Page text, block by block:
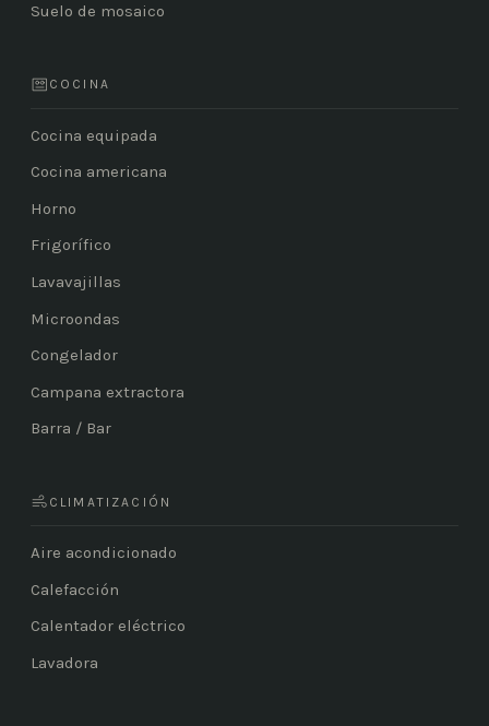
Suelo de mosaico
COCINA
Cocina equipada
Cocina americana
Horno
Frigorífico
Lavavajillas
Microondas
Congelador
Campana extractora
Barra / Bar
CLIMATIZACIÓN
Aire acondicionado
Calefacción
Calentador eléctrico
Lavadora